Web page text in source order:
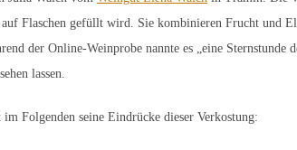
Flaschen gefüllt wird. Sie kombinieren Frucht und
der Online-Weinprobe nannte es „eine
lassen.
Folgenden seine Eindrücke dieser Verkostung: